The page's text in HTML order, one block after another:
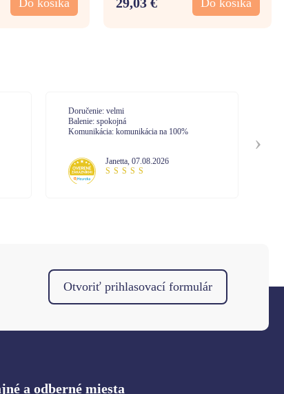
Do košíka Do košíka
Doručenie: Vysoká spokojnosť. Expresné
vybavenie.
Balenie: So zabalením som bola spokojná
skúsenosť z minula. Vysoká profesionalita
pri vybavovaní.
Mária, 07.08.2026
Otvoriť prihlasovací formulár
a odberné miesta